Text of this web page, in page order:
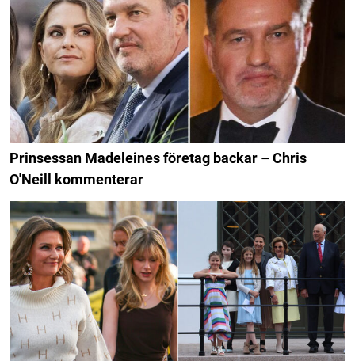
Prinsessan Madeleines företag backar – Chris
O'Neill kommenterar